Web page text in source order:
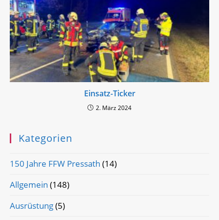
Einsatz-Ticker
2. März 2024
Kategorien
150 Jahre FFW Pressath (14)
Allgemein (148)
Ausrüstung(5)